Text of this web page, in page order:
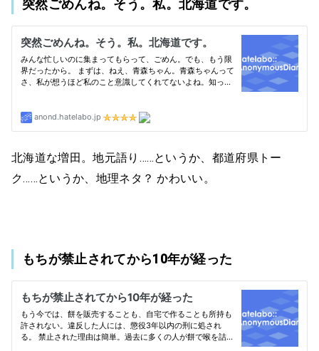
突然ごめんね。そう。私。北海道です。
北海道な増田。地元語り……というか、都道府県トー
ク……というか、地理ネタ？ かわいい。
もちが禁止されてから10年が経った